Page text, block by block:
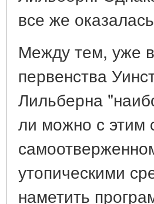
все же
Между тем, уже
первенства
Лильберна
ли можно с этим
утопическими
наметить